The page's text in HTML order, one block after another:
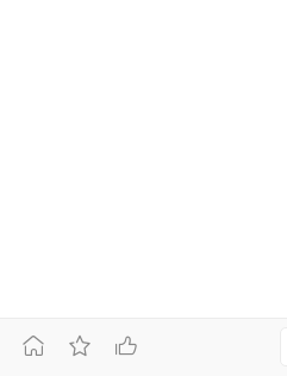
  